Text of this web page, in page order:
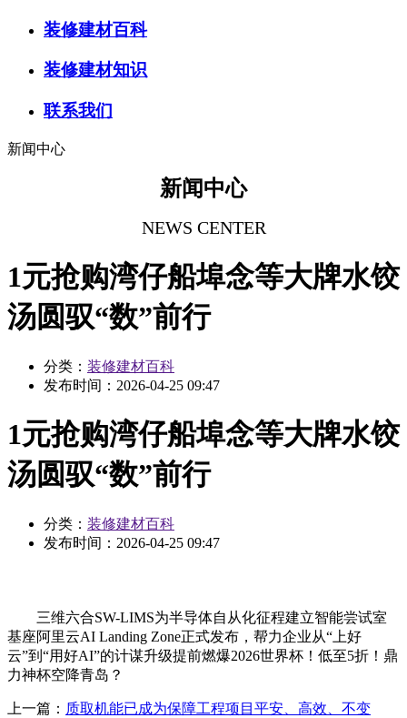
装修建材百科
装修建材知识
联系我们
新闻中心
新闻中心
NEWS CENTER
1元抢购湾仔船埠念等大牌水饺
汤圆驭“数”前行
分类： 装修建材百科
发布时间： 2026-04-25 09:47
1元抢购湾仔船埠念等大牌水饺
汤圆驭“数”前行
分类： 装修建材百科
发布时间： 2026-04-25 09:47
三维六合SW-LIMS为半导体自从化征程建立智能尝试室
基座阿里云AI Landing Zone正式发布，帮力企业从“上好
云”到“用好AI”的计谋升级提前燃爆2026世界杯！低至5折！鼎
力神杯空降青岛？
上一篇： 质取机能已成为保障工程项目平安、高效、不变